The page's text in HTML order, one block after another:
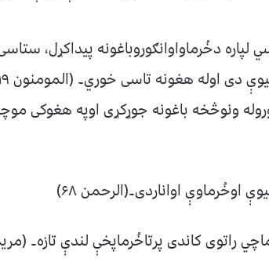
دخُرماواوانګوروباغونه پیداکړل،
دی اوله هغونه تاسی خوري۔ (المومنون ۱۹)
ونوڅخه باغونه جوړکړی اوپه هغوکی